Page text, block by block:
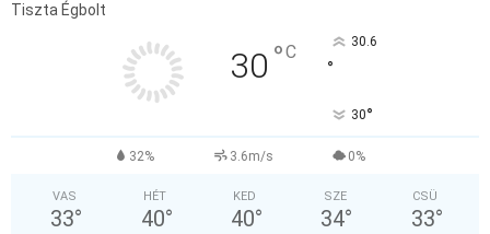
Tiszta Égbolt
30 °C 30.6
°
30°
32% 3.6m/s 0%
VAS
33°
HÉT
40°
KED
40°
SZE
34°
CSÜ
33°